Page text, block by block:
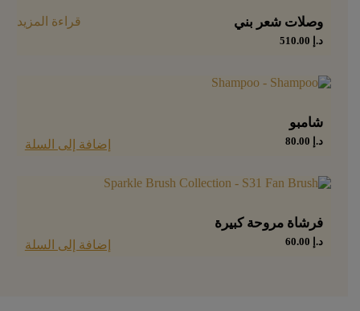
وصلات شعر بني
د.إ
قراءة المزيد
شامبو
د.إ إضافة إلى السلة
فرشاة مروحة كبيرة
د.إ إضافة إلى السلة